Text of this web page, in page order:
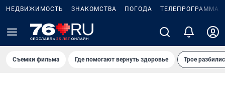
НЕДВИЖИМОСТЬ ЗНАКОМСТВА ПОГОДА ТЕЛЕПРОГРАММА
Съемки фильма Где помогают вернуть здоровье Трое